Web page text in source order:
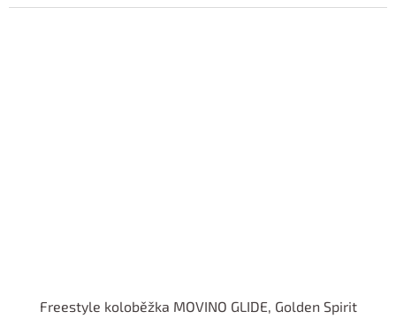
Freestyle koloběžka MOVINO GLIDE, Golden Spirit